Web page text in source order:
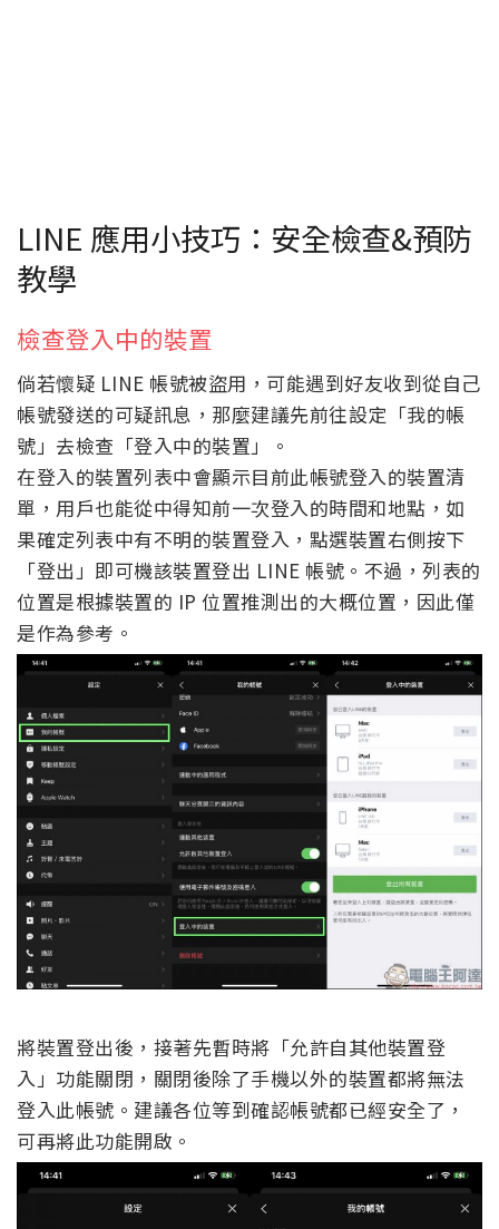
LINE 應用小技巧：安全檢查&預防
教學
檢查登入中的裝置
倘若懷疑 LINE 帳號被盜用，可能遇到好友收到從自己
帳號發送的可疑訊息，那麼建議先前往設定「我的帳
號」去檢查「登入中的裝置」。
在登入的裝置列表中會顯示目前此帳號登入的裝置清
單，用戶也能從中得知前一次登入的時間和地點，如
果確定列表中有不明的裝置登入，點選裝置右側按下
「登出」即可機該裝置登出 LINE 帳號。不過，列表的
位置是根據裝置的 IP 位置推測出的大概位置，因此僅
是作為參考。
將裝置登出後，接著先暫時將「允許自其他裝置登
入」功能關閉，關閉後除了手機以外的裝置都將無法
登入此帳號。建議各位等到確認帳號都已經安全了，
可再將此功能開啟。